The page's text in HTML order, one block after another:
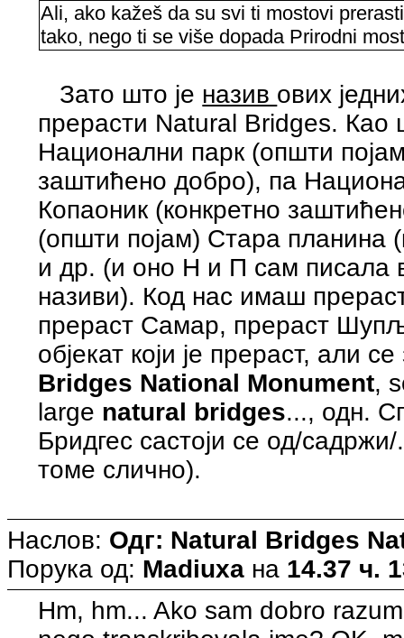
Ali, ako kažeš da su svi ti mostovi
tako, nego ti se više dopada Prirodni
Зато што је назив ових
прерасти Natural Bridges.
Национални парк (општи
заштићено добро), па
Копаоник (конкретно
(општи појам) Стара планина
и др. (и оно Н и П сам писала
називи). Код нас имаш
прераст Самар, прераст
објекат који је прераст, али
Bridges National Monument,
large natural bridges..., одн.
Бридгес састоји се од/
томе слично).
Наслов: Одг: Natural Bridges
Порука од: Madiuxa на 14.37 ч.
Hm, hm... Ako sam dobro